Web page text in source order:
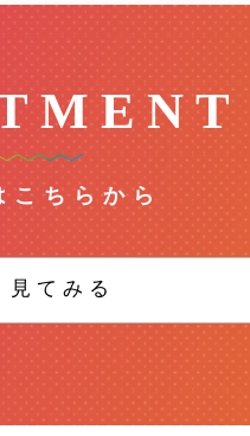
こちらから
見てみる